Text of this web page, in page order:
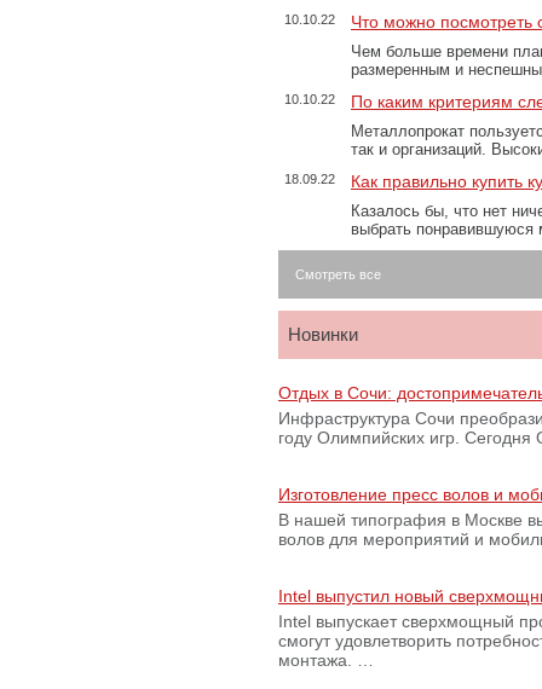
10.10.22 Что можно посмотреть
Чем больше времени
размеренным и
10.10.22 По каким критериям
Металлопрокат
так и организаций.
18.09.22 Как правильно купить
Казалось бы, что нет
выбрать
Смотреть все
Новинки
Отдых в Сочи:
Инфраструктура Сочи
году Олимпийских игр.
Изготовление пресс волов и
В нашей типография в Москве
волов для мероприятий и
Intel выпустил новый
Intel выпускает сверхмощный
смогут удовлетворить
монтажа. …